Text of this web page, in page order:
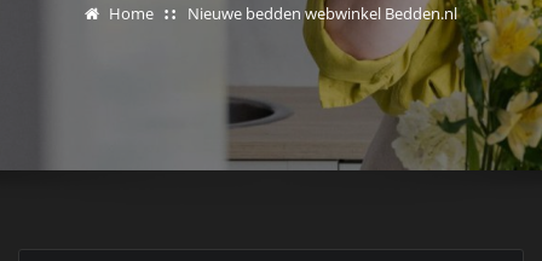
Home Nieuwe bedden webwinkel Bedden.nl